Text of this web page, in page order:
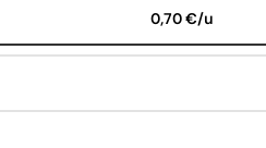
0,70 €/u